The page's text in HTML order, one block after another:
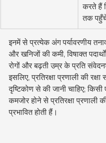
करते हैं
तक
इनमें से प्रत्येक अंग पर्यावरणीय
और खनिजों की कमी, विषाक्त
रोगों और बढ़ती उम्र के प्रति
इसलिए, प्रतिरक्षा प्रणाली की रक्षा
दृष्टिकोण से की जानी चाहिए;
कमजोर होने से प्रतिरक्षा प्रणाली
प्रभावित होती हैं।